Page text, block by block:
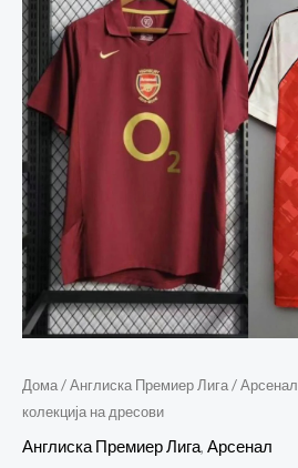
Дома/Англиска Премиер Лига/Арсенал
колекција на дресови
Англиска Премиер Лига, Арсенал